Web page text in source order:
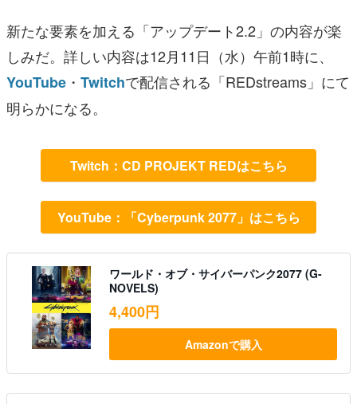
新たな要素を加える「アップデート2.2」の内容が楽
しみだ。詳しい内容は12月11日（水）午前1時に、
YouTube ・ Twitchで配信される「REDstreams」にて
明らかになる。
Twitch：CD PROJEKT REDはこちら
YouTube：「Cyberpunk 2077」はこちら
ワールド・オブ・サイバーパンク2077 (G-
NOVELS)
4,400円
Amazonで購入